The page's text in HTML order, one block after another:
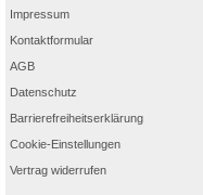
Impressum
Kontaktformular
AGB
Datenschutz
Barrierefreiheitserklärung
Cookie-Einstellungen
Vertrag widerrufen